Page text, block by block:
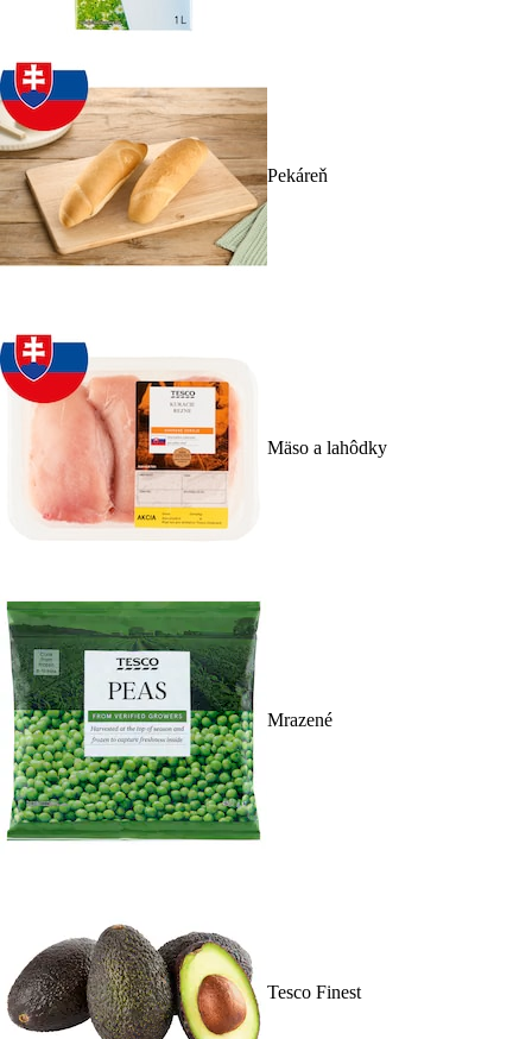
Pekáreň
Mäso a lahôdky
Mrazené
Tesco Finest